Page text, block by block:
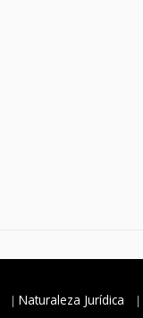
Naturaleza Jurídica